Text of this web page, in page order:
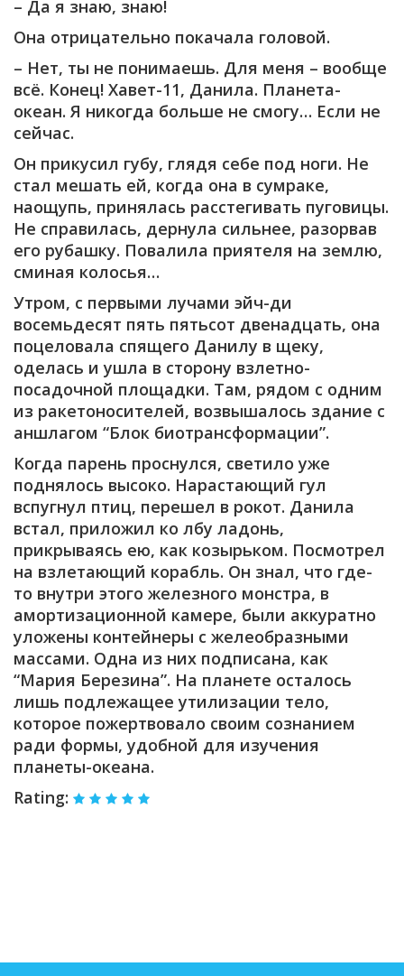
– Да я знаю, знаю!
Она отрицательно покачала головой.
– Нет, ты не понимаешь. Для меня – вообще
всё. Конец! Хавет-11, Данила. Планета-
океан. Я никогда больше не смогу… Если не
сейчас.
Он прикусил губу, глядя себе под ноги. Не
стал мешать ей, когда она в сумраке,
наощупь, принялась расстегивать пуговицы.
Не справилась, дернула сильнее, разорвав
его рубашку. Повалила приятеля на землю,
сминая колосья…
Утром, с первыми лучами эйч-ди
восемьдесят пять пятьсот двенадцать, она
поцеловала спящего Данилу в щеку,
оделась и ушла в сторону взлетно-
посадочной площадки. Там, рядом с одним
из ракетоносителей, возвышалось здание с
аншлагом “Блок биотрансформации”.
Когда парень проснулся, светило уже
поднялось высоко. Нарастающий гул
вспугнул птиц, перешел в рокот. Данила
встал, приложил ко лбу ладонь,
прикрываясь ею, как козырьком. Посмотрел
на взлетающий корабль. Он знал, что где-
то внутри этого железного монстра, в
амортизационной камере, были аккуратно
уложены контейнеры с желеобразными
массами. Одна из них подписана, как
“Мария Березина”. На планете осталось
лишь подлежащее утилизации тело,
которое пожертвовало своим сознанием
ради формы, удобной для изучения
планеты-океана.
Rating: